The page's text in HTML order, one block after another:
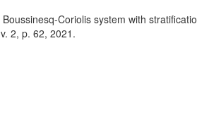
Coriolis system with
2, p. 62, 2021.